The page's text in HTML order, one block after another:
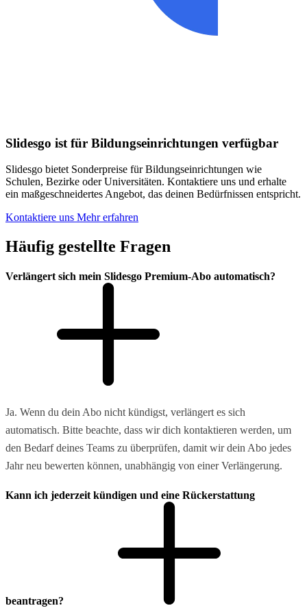
Slidesgo ist für Bildungseinrichtungen verfügbar
Slidesgo bietet Sonderpreise für Bildungseinrichtungen wie
Schulen, Bezirke oder Universitäten. Kontaktiere uns und erhalte
ein maßgeschneidertes Angebot, das deinen Bedürfnissen entspricht.
Kontaktiere uns Mehr erfahren
Häufig gestellte Fragen
Verlängert sich mein Slidesgo Premium-Abo automatisch?
Ja. Wenn du dein Abo nicht kündigst, verlängert es sich
automatisch. Bitte beachte, dass wir dich kontaktieren werden, um
den Bedarf deines Teams zu überprüfen, damit wir dein Abo jedes
Jahr neu bewerten können, unabhängig von einer Verlängerung.
Kann ich jederzeit kündigen und eine Rückerstattung
beantragen?